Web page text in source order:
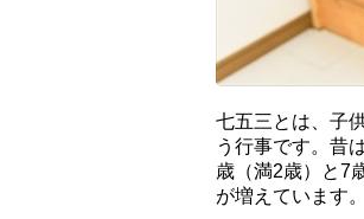
七五三とは、子
う行事です。昔
歳（満2歳）と7
が増えています。